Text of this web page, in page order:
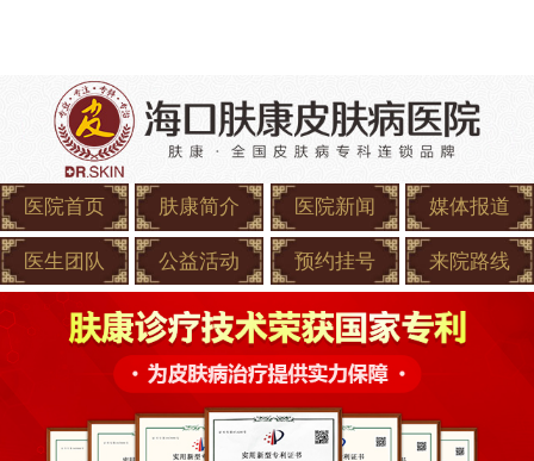
医院首页 肤康简介 医院新闻 媒体报道
医生团队 公益活动 预约挂号 来院路线